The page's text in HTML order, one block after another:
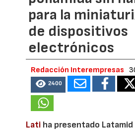
para la
de dispositivos
electrónicos
Redacción Interempresas
2400
Lati ha presentado